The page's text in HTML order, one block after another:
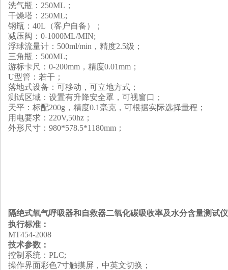
洗气瓶：250ML；
干燥塔：250ML;
钢瓶：40L（客户自备）；
减压阀：0-1000ML/MIN;
浮球流量计：500ml/min，精度2.5级；
三角瓶：500ML;
游标卡尺：0-200mm，精度0.01mm；
U型管：若干；
落地式设备：可移动，可立地方式；
测试区域：设置有升降安全罩，可视窗口；
天平：标配200g，精度0.1毫克，可根据实际选择量程；
用电要求：220V,50hz；
外形尺寸：980*578.5*1180mm；
隔绝式氧气呼吸器和自救器二氧化碳吸收率及水分含量测试仪
执行标准：
MT454-2008
技术参数：
控制系统：PLC;
操作界面彩色7寸触摸屏，中英文切换；